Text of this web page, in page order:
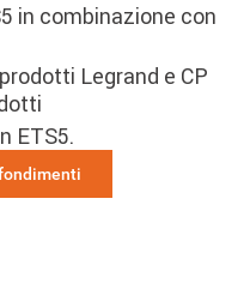
in combinazione con
Legrand e CP
ETS5.